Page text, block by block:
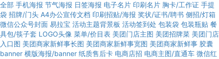
全部 手机海报 节气海报 日签海报 电子名片 印刷名片 胸卡/工作证 手提
袋 招牌/门头 A4办公宣传文档 印刷招贴/海报 奖状/证书/聘书 侧招/灯箱
微信公众号封面 易拉宝 活动主题背景板 活动签到处 包装袋 包装瓶贴 餐
具包/筷子套 LOGO头像 菜单/价目表 美团门店主图 美团招牌菜 美团门店
入口图 美团商家新鲜事长图 美团商家新鲜事宽图 美团商家新鲜事 胶囊
banner 横版海报/banner 纸质售后卡 电商店招 电商主图/直通车 微信红